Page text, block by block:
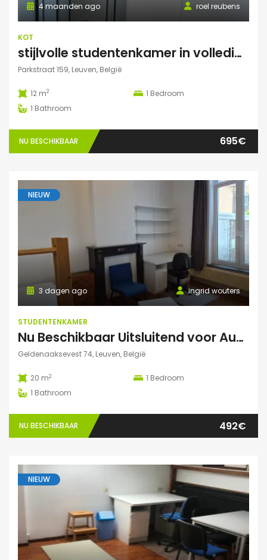
roel reubens
4 maanden ago
KOT
stijlvolle studentenkamer in volledig gerenoveerd studentenhuis
Parkstraat 159, Leuven, België
12 m2 1 Bedroom
1 Bathroom
NU BESCHIKBAAR 695€
NIEUW
ingrid wouters
3 dagen ago
STUDENTENKAMER
Nu Beschikbaar Uitsluitend voor Augustus 2026 in Leuven
Geldenaaksevest 74, Leuven, België
20 m2 1 Bedroom
1 Bathroom
NU BESCHIKBAAR 492€
NIEUW